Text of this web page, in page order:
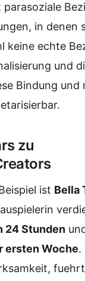
in denen
keine echte
und
Bindung und
zu
ist Bella
24 Stunden
ersten Woche.